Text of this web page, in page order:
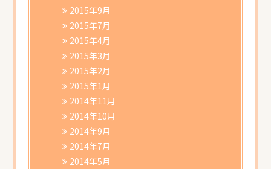
2015年9月
2015年7月
2015年4月
2015年3月
2015年2月
2015年1月
2014年11月
2014年10月
2014年9月
2014年7月
2014年5月